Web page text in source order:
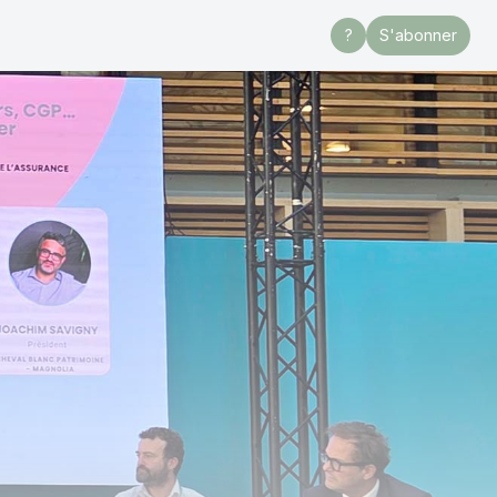
? S'abonner